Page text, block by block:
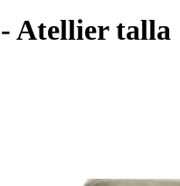
Atellier talla